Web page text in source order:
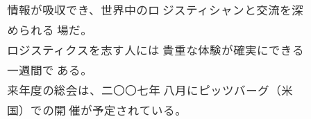
情報が吸収でき、世界中のロ ジスティシャンと交流を深
められる 場だ。
ロジスティクスを志す人には 貴重な体験が確実にできる
一週間で ある。
来年度の総会は、二〇〇七年 八月にピッツバーグ（米
国）での開 催が予定されている。